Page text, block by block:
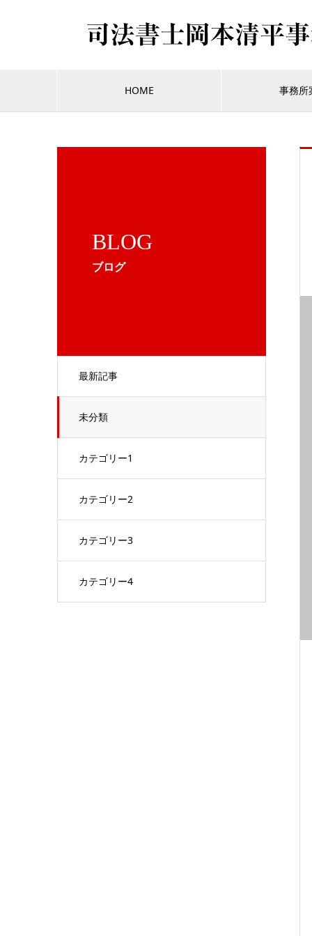
HOME 事務所
BLOG
ブログ
最新記事
未分類
カテゴリー1
カテゴリー2
カテゴリー3
カテゴリー4